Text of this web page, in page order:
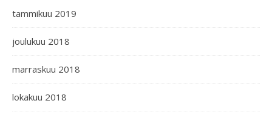
tammikuu 2019
joulukuu 2018
marraskuu 2018
lokakuu 2018